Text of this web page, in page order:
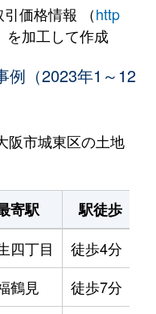
価格情報 （http
を加工して作成
例（2023年1～12
阪市城東区の土地
寄駅 駅徒歩
四丁目 徒歩4分
鶴見 徒歩7分